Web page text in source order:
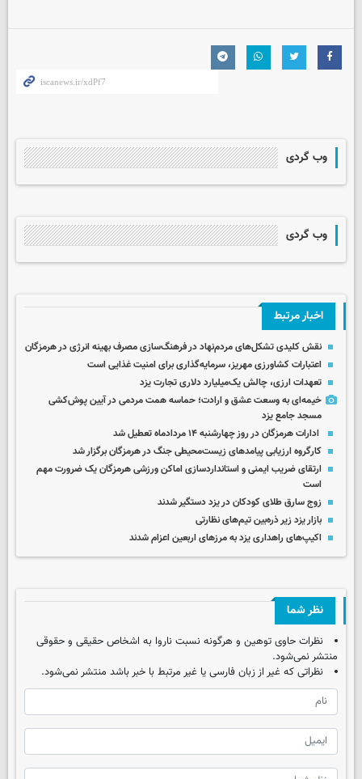
وب گردی
وب گردی
اخبار مرتبط
نقش کلیدی تشکل‌های مردم‌نهاد در فرهنگ‌سازی مصرف بهینه انرژی در هرمزگان
اعتبارات کشاورزی مهریز، سرمایه‌گذاری برای امنیت غذایی است
تعهدات ارزی، چالش یک‌میلیارد دلاری تجارت یزد
خیمه‌ای به وسعت عشق و ارادت؛ حماسه همت مردمی در آیین پوش‌کشی
مسجد جامع یزد
ادارات هرمزگان در روز چهارشنبه ۱۴ مردادماه تعطیل شد
کارگروه ارزیابی پیامدهای زیست‌محیطی جنگ در هرمزگان برگزار شد
ارتقای ضریب ایمنی و استانداردسازی اماکن ورزشی هرمزگان یک ضرورت مهم
است
زوج سارق طلای کودکان در یزد دستگیر شدند
بازار یزد زیر ذره‌بین تیم‌های نظارتی
اکیپ‌های راهداری یزد به مرزهای اربعین اعزام شدند
نظر شما
نظرات حاوی توهین و هرگونه نسبت ناروا به اشخاص حقیقی و حقوقی
منتشر نمی‌شود.
نظراتی که غیر از زبان فارسی یا غیر مرتبط با خبر باشد منتشر نمی‌شود.